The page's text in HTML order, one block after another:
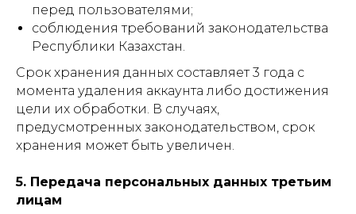
перед пользователями;
соблюдения требований законодательства
Республики Казахстан.
Срок хранения данных составляет 3 года с
момента удаления аккаунта либо достижения
цели их обработки. В случаях,
предусмотренных законодательством, срок
хранения может быть увеличен.
5. Передача персональных данных третьим
лицам